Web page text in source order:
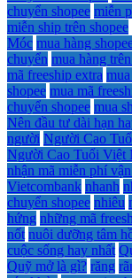
chuyển shopee miễn
miễn ship trên shopee
Móc mua hàng
chuyển mua hàng
mã freeship extra
shopee mua mã
chuyển shopee mua
Nên đầu tư dài hạn
người Người Cao
Người Cao Tuổi Việt
nhận mã miễn phí
Vietcombank nhanh
chuyển shopee nhiêu
hứng những mã
nốt nuôi dưỡng tâm
cuộc sống hay nhất
Quỹ mở là gì? răng